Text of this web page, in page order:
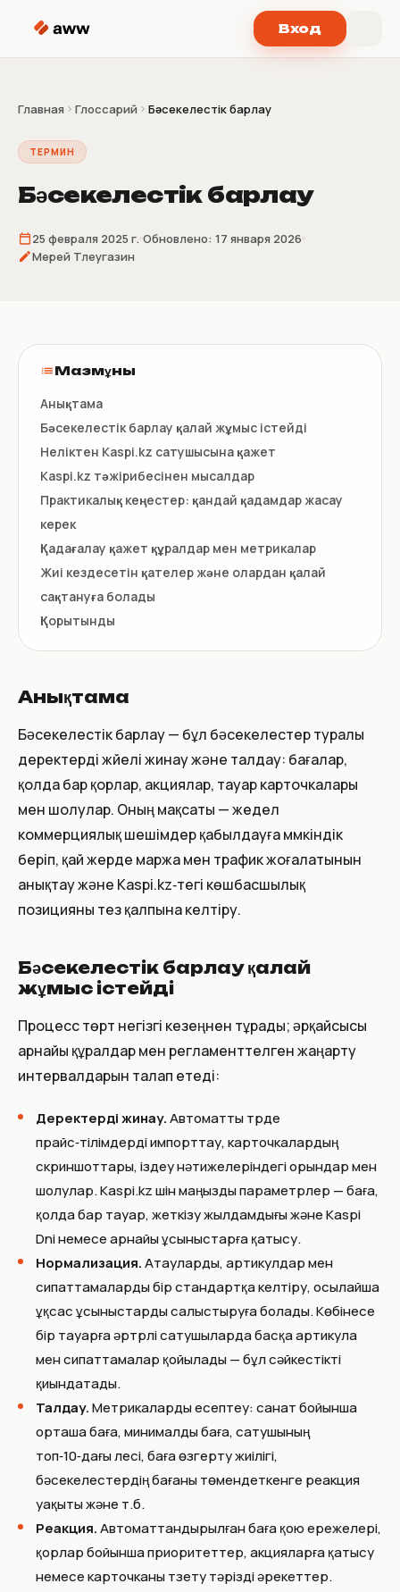
Вход
Главная Глоссарий Бәсекелестік барлау
ТЕРМИН
Бәсекелестік барлау
25 февраля 2025 г. Обновлено: 17 января 2026
Мерей Тлеугазин
Мазмұны
Анықтама
Бәсекелестік барлау қалай жұмыс істейді
Неліктен Kaspi.kz сатушысына қажет
Kaspi.kz тәжірибесінен мысалдар
Практикалық кеңестер: қандай қадамдар жасау
керек
Қадағалау қажет құралдар мен метрикалар
Жиі кездесетін қателер және олардан қалай
сақтануға болады
Қорытынды
Анықтама
Бәсекелестік барлау — бұл бәсекелестер туралы
деректерді жүйелі жинау және талдау: бағалар,
қолда бар қорлар, акциялар, тауар карточкалары
мен шолулар. Оның мақсаты — жедел
коммерциялық шешімдер қабылдауға мүмкіндік
беріп, қай жерде маржа мен трафик жоғалатынын
анықтау және Kaspi.kz‑тегі көшбасшылық
позицияны тез қалпына келтіру.
Бәсекелестік барлау қалай
жұмыс істейді
Процесс төрт негізгі кезеңнен тұрады; әрқайсысы
арнайы құралдар мен регламенттелген жаңарту
интервалдарын талап етеді:
Деректерді жинау.Автоматты түрде
прайс‑тілімдерді импорттау, карточкалардың
скриншоттары, іздеу нәтижелеріндегі орындар мен
шолулар. Kaspi.kz үшін маңызды параметрлер — баға,
қолда бар тауар, жеткізу жылдамдығы және Kaspi
Dni немесе арнайы ұсыныстарға қатысу.
Нормализация.Атауларды, артикулдар мен
сипаттамаларды бір стандартқа келтіру, осылайша
ұқсас ұсыныстарды салыстыруға болады. Көбінесе
бір тауарға әртүрлі сатушыларда басқа артикула
мен сипаттамалар қойылады — бұл сәйкестікті
қиындатады.
Талдау.Метрикаларды есептеу: санат бойынша
орташа баға, минималды баға, сатушының
топ‑10‑дағы үлесі, баға өзгерту жиілігі,
бәсекелестердің бағаны төмендеткенге реакция
уақыты және т.б.
Реакция.Автоматтандырылған баға қою ережелері,
қорлар бойынша приоритеттер, акцияларға қатысу
немесе карточканы түзету тәрізді әрекеттер.